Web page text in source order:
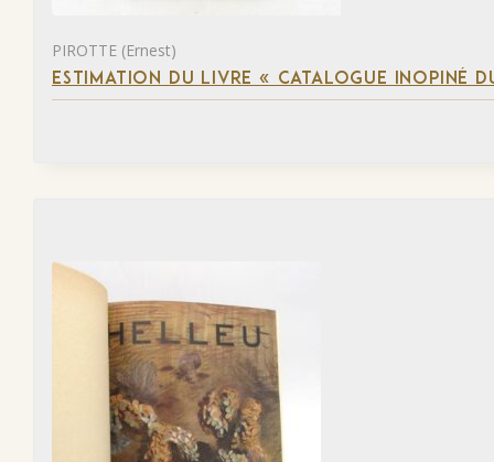
PIROTTE (Ernest)
ESTIMATION DU LIVRE « CATALOGUE INOPINÉ